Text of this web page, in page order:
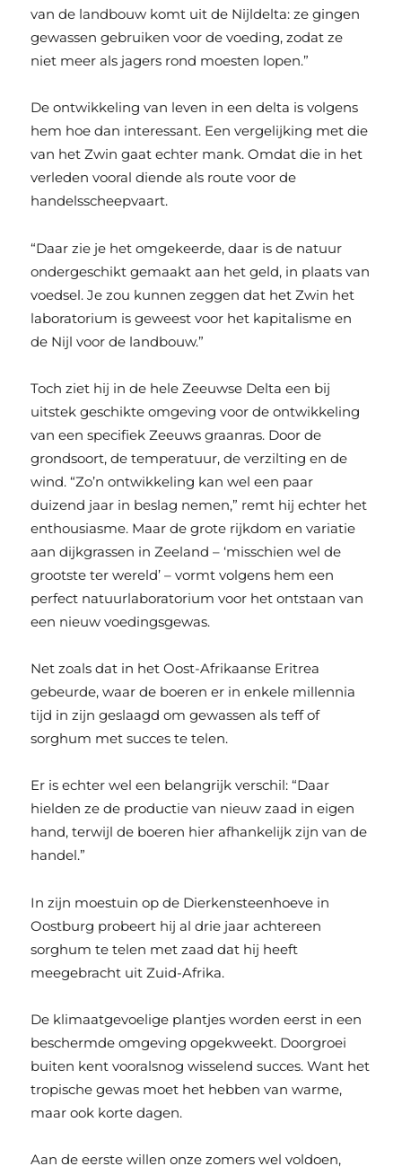
van de landbouw komt uit de Nijldelta: ze gingen
gewassen gebruiken voor de voeding, zodat ze
niet meer als jagers rond moesten lopen.”
De ontwikkeling van leven in een delta is volgens
hem hoe dan interessant. Een vergelijking met die
van het Zwin gaat echter mank. Omdat die in het
verleden vooral diende als route voor de
handelsscheepvaart.
“Daar zie je het omgekeerde, daar is de natuur
ondergeschikt gemaakt aan het geld, in plaats van
voedsel. Je zou kunnen zeggen dat het Zwin het
laboratorium is geweest voor het kapitalisme en
de Nijl voor de landbouw.”
Toch ziet hij in de hele Zeeuwse Delta een bij
uitstek geschikte omgeving voor de ontwikkeling
van een specifiek Zeeuws graanras. Door de
grondsoort, de temperatuur, de verzilting en de
wind. “Zo’n ontwikkeling kan wel een paar
duizend jaar in beslag nemen,” remt hij echter het
enthousiasme. Maar de grote rijkdom en variatie
aan dijkgrassen in Zeeland – ‘misschien wel de
grootste ter wereld’ – vormt volgens hem een
perfect natuurlaboratorium voor het ontstaan van
een nieuw voedingsgewas.
Net zoals dat in het Oost-Afrikaanse Eritrea
gebeurde, waar de boeren er in enkele millennia
tijd in zijn geslaagd om gewassen als teff of
sorghum met succes te telen.
Er is echter wel een belangrijk verschil: “Daar
hielden ze de productie van nieuw zaad in eigen
hand, terwijl de boeren hier afhankelijk zijn van de
handel.”
In zijn moestuin op de Dierkensteenhoeve in
Oostburg probeert hij al drie jaar achtereen
sorghum te telen met zaad dat hij heeft
meegebracht uit Zuid-Afrika.
De klimaatgevoelige plantjes worden eerst in een
beschermde omgeving opgekweekt. Doorgroei
buiten kent vooralsnog wisselend succes. Want het
tropische gewas moet het hebben van warme,
maar ook korte dagen.
Aan de eerste willen onze zomers wel voldoen,